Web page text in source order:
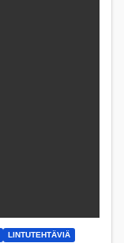
LINTUTEHTÄVIÄ